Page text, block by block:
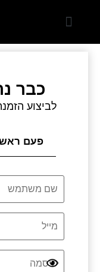
כבר
לביצוע
פעם